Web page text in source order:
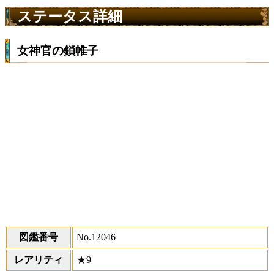
ステータス詳細
女神官の鎖帷子
図鑑番号 No.12046
レアリティ ★9